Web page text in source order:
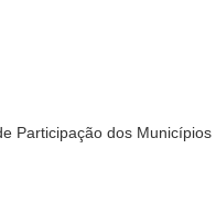
Participação dos